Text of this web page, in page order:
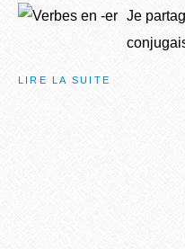
Je
LIRE LA SUITE